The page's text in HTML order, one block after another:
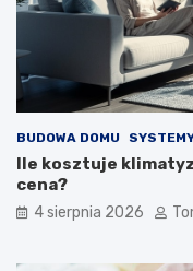
BUDOWA DOMU
Ile kosztuje
cena?
4 sierpnia 2026